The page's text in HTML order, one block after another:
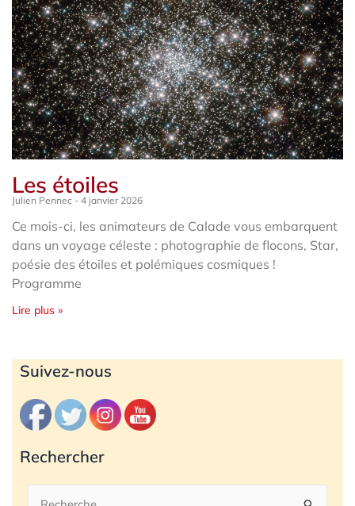
Les étoiles
Julien Pennec 4 janvier 2026
Ce mois-ci, les animateurs de Calade vous embarquent
dans un voyage céleste : photographie de flocons, Star,
poésie des étoiles et polémiques cosmiques !
Programme
Lire plus »
Suivez-nous
Rechercher
Archives